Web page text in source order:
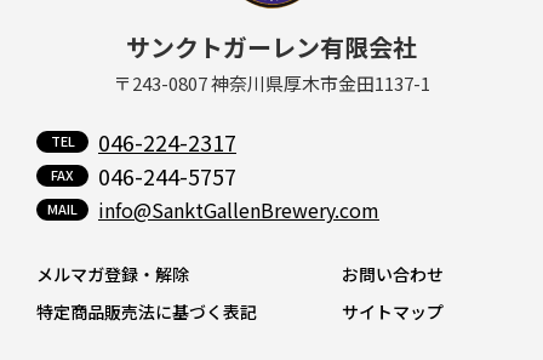
サンクトガーレン有限会社
〒243-0807 神奈川県厚木市金田1137-1
046-224-2317
046-244-5757
info@SanktGallenBrewery.com
メルマガ登録・解除
お問い合わせ
特定商品販売法に基づく表記
サイトマップ